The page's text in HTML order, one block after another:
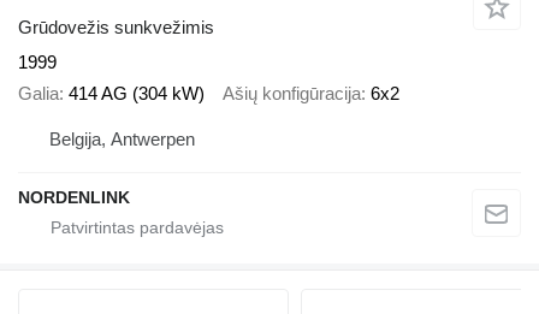
Grūdovežis sunkvežimis
1999
Galia 414 AG (304 kW) Ašių konfigūracija 6x2
Belgija, Antwerpen
NORDENLINK